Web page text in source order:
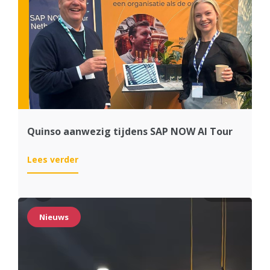
Quinso aanwezig tijdens SAP NOW AI Tour
Lees verder:
Quinso
tijdens
SAP
NOW
Nieuws